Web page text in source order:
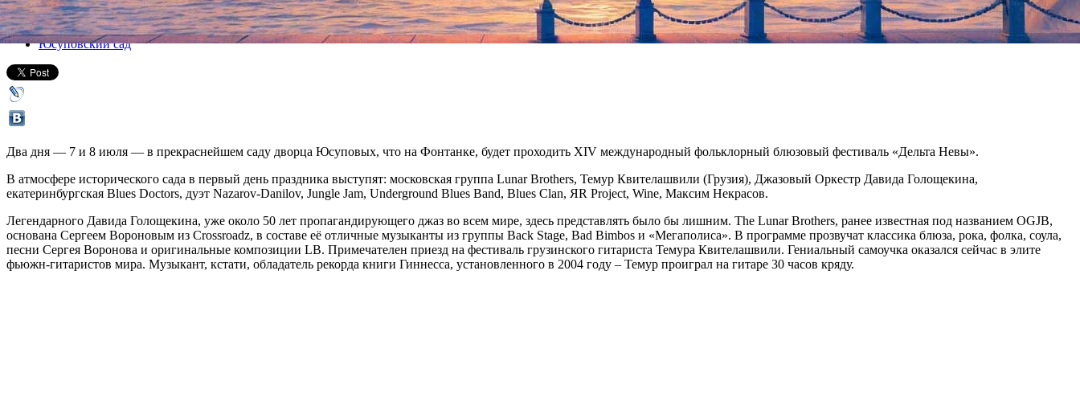
Все концерты
Юсуповский сад
Два дня — 7 и 8 июля — в прекраснейшем саду дворца Юсуповых, что на Фонтанке, будет проходить XIV международный фольклорный блюзовый фестиваль «Дельта Невы».
В атмосфере исторического сада в первый день праздника выступят: московская группа Lunar Brothers, Темур Квителашвили (Грузия), Джазовый Оркестр Давида Голощекина,
екатеринбургская Blues Doctors, дуэт Nazarov-Danilov, Jungle Jam, Underground Blues Band, Blues Clan, ЯR Project, Wine, Максим Некрасов.
Легендарного Давида Голощекина, уже около 50 лет пропагандирующего джаз во всем мире, здесь представлять было бы лишним. The Lunar Brothers, ранее известная под названием OGJB,
основана Сергеем Вороновым из Crossroadz, в составе её отличные музыканты из группы Back Stage, Bad Bimbos и «Мегаполиса». В программе прозвучат классика блюза, рока, фолка, соула,
песни Сергея Воронова и оригинальные композиции LB. Примечателен приезд на фестиваль грузинского гитариста Темура Квителашвили. Гениальный самоучка оказался сейчас в элите
фьюжн-гитаристов мира. Музыкант, кстати, обладатель рекорда книги Гиннесса, установленного в 2004 году – Темур проиграл на гитаре 30 часов кряду.